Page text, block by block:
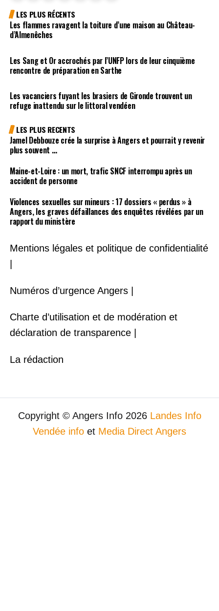
LES PLUS RÉCENTS
Les flammes ravagent la toiture d’une maison au Château-
d’Almenêches
Les Sang et Or accrochés par l’UNFP lors de leur cinquième
rencontre de préparation en Sarthe
Les vacanciers fuyant les brasiers de Gironde trouvent un
refuge inattendu sur le littoral vendéen
LES PLUS RECENTS
Jamel Debbouze crée la surprise à Angers et pourrait y revenir
plus souvent …
Maine-et-Loire : un mort, trafic SNCF interrompu après un
accident de personne
Violences sexuelles sur mineurs : 17 dossiers « perdus » à
Angers, les graves défaillances des enquêtes révélées par un
rapport du ministère
Mentions légales et politique de confidentialité
Numéros d’urgence Angers |
Charte d’utilisation et de modération et
déclaration de transparence |
La rédaction
Copyright © Angers Info 2026 Landes Info
Vendée info et Media Direct Angers